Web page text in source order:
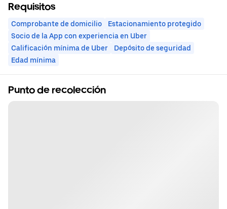
Requisitos
Comprobante de domicilio
Estacionamiento protegido
Socio de la App con experiencia en Uber
Calificación mínima de Uber
Depósito de seguridad
Edad mínima
Punto de recolección